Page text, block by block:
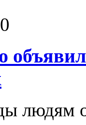
людям